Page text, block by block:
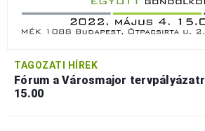
TAGOZATI HÍREK
Fórum a Városmajor
15.00